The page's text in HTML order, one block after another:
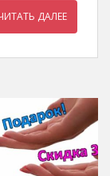
ДАЛЕЕ